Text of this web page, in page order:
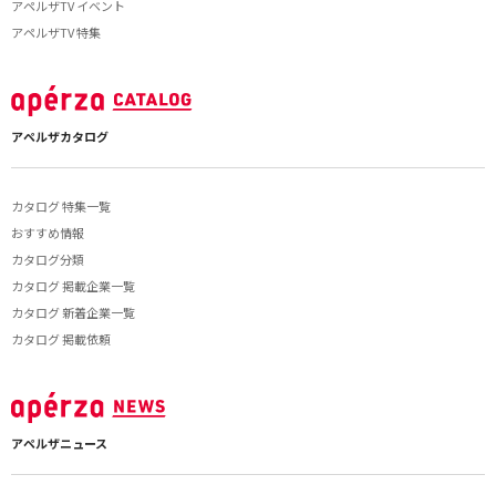
アペルザTV イベント
アペルザTV 特集
アペルザカタログ
カタログ 特集一覧
おすすめ情報
カタログ分類
カタログ 掲載企業一覧
カタログ 新着企業一覧
カタログ 掲載依頼
アペルザニュース